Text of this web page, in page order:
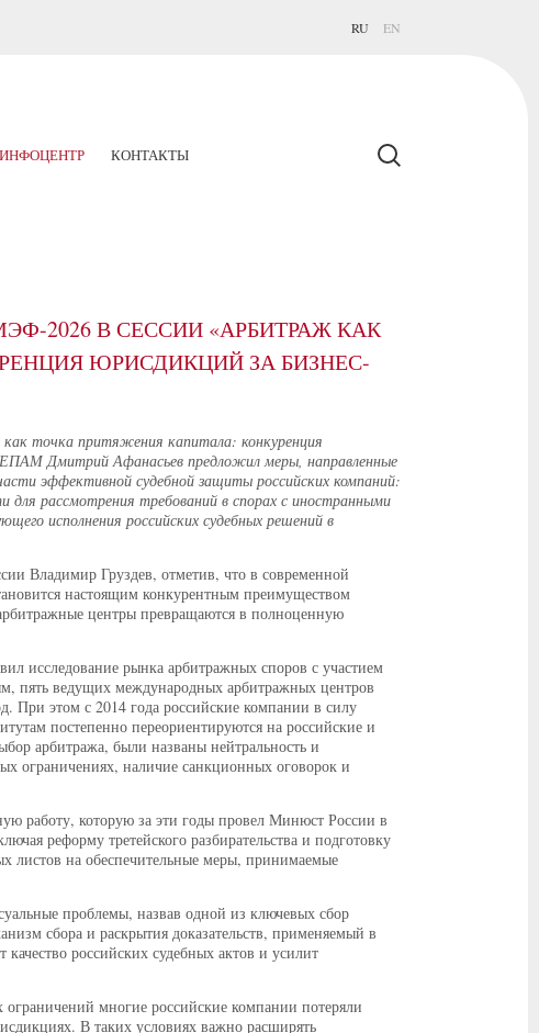
RU EN
ИНФОЦЕНТР КОНТАКТЫ
2026 В СЕССИИ «АРБИТРАЖ КАК
ЮРИСДИКЦИЙ ЗА БИЗНЕС-
точка притяжения капитала: конкуренция
ЕПАМ Дмитрий Афанасьев предложил меры, направленные
эффективной судебной защиты российских компаний:
рассмотрения требований в спорах с иностранными
исполнения российских судебных решений в
Владимир Груздев, отметив, что в современной
настоящим конкурентным преимуществом
центры превращаются в полноценную
исследование рынка арбитражных споров с участием
пять ведущих международных арбитражных центров
При этом с 2014 года российские компании в силу
постепенно переориентируются на российские и
арбитража, были названы нейтральность и
ограничениях, наличие санкционных оговорок и
работу, которую за эти годы провел Минюст России в
реформу третейского разбирательства и подготовку
листов на обеспечительные меры, принимаемые
проблемы, назвав одной из ключевых сбор
сбора и раскрытия доказательств, применяемый в
российских судебных актов и усилит
многие российские компании потеряли
В таких условиях важно расширять